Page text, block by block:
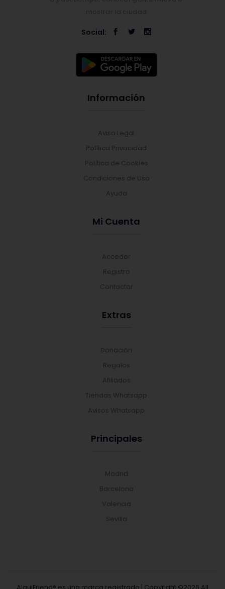
Social:
Información
Aviso Legal
Política Privacidad
Política de Cookies
Condiciones de Uso
Ayuda
Mi Cuenta
Acceder
Registro
Contactar
Extras
Donación
Regalos
Afiliados
Tiendas Whatsapp
Avisos Whatsapp
Principales
Madrid
Barcelona
Valencia
Sevilla
AlquiFriend® es una marca registrada | Copyright ©2026 All